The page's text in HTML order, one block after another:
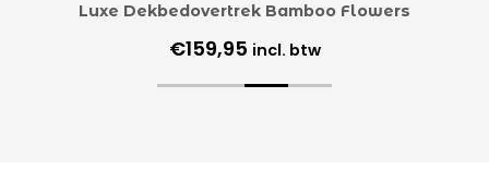
Luxe Dekbedovertrek Bamboo Flowers
€159,95 incl. btw